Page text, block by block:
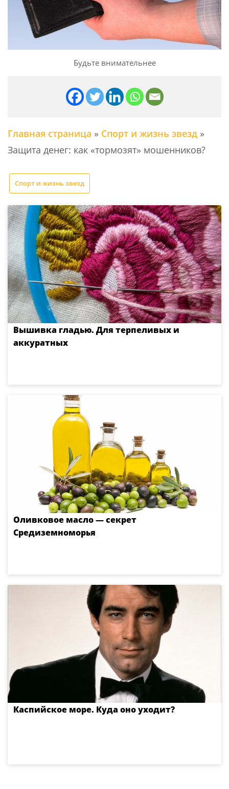
Будьте внимательнее
Главная страница » Спорт и жизнь звезд »
Защита денег: как «тормозят» мошенников?
Спорт и жизнь звезд
Вышивка гладью. Для терпеливых и
аккуратных
Оливковое масло — секрет
Средиземноморья
Каспийское море. Куда оно уходит?